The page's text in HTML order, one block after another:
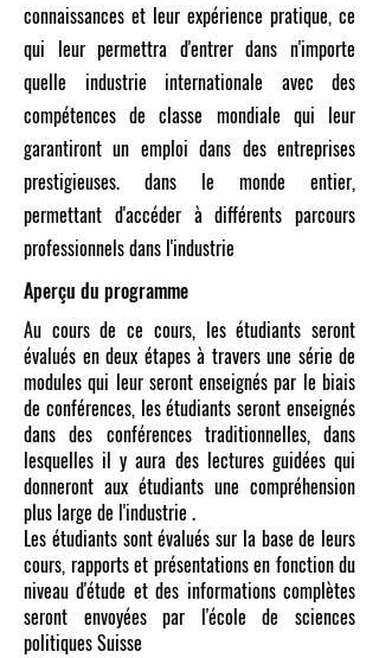
connaissances et leur expérience pratique, ce
qui leur permettra d'entrer dans n'importe
quelle industrie internationale avec des
compétences de classe mondiale qui leur
garantiront un emploi dans des entreprises
prestigieuses. dans le monde entier,
permettant d'accéder à différents parcours
professionnels dans l'industrie
Aperçu du programme
Au cours de ce cours, les étudiants seront
évalués en deux étapes à travers une série de
modules qui leur seront enseignés par le biais
de conférences, les étudiants seront enseignés
dans des conférences traditionnelles, dans
lesquelles il y aura des lectures guidées qui
donneront aux étudiants une compréhension
plus large de l'industrie .
Les étudiants sont évalués sur la base de leurs
cours, rapports et présentations en fonction du
niveau d'étude et des informations complètes
seront envoyées par l'école de sciences
politiques Suisse